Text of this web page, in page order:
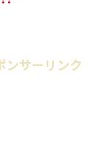
ンサーリンク